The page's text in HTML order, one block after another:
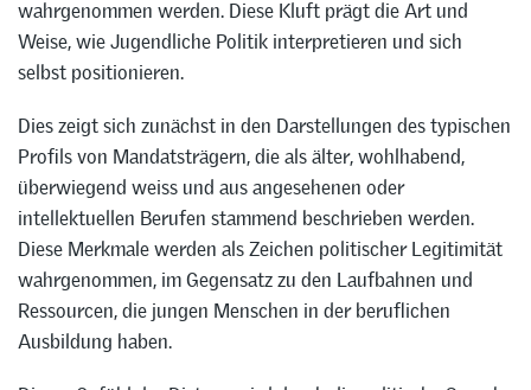
wahrgenommen werden. Diese Kluft prägt die Art und
Weise, wie Jugendliche Politik interpretieren und sich
selbst positionieren.
Dies zeigt sich zunächst in den Darstellungen des typischen
Profils von Mandatsträgern, die als älter, wohlhabend,
überwiegend weiss und aus angesehenen oder
intellektuellen Berufen stammend beschrieben werden.
Diese Merkmale werden als Zeichen politischer Legitimität
wahrgenommen, im Gegensatz zu den Laufbahnen und
Ressourcen, die jungen Menschen in der beruflichen
Ausbildung haben.